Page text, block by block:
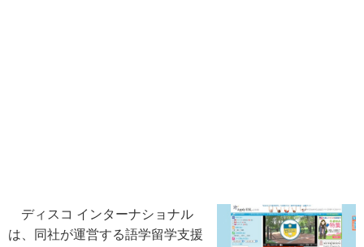
ディスコ インターナショナル
は、同社が運営する語学留学支援